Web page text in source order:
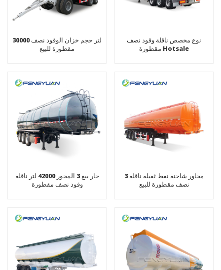
30000 لتر حجم خزان الوقود نصف
مقطورة للبيع
نوع مخصص ناقلة وقود نصف
مقطورة Hotsale
حار بيع 3 المحور 42000 لتر ناقلة
وقود نصف مقطورة
3 محاور شاحنة نفط ثقيلة ناقلة
نصف مقطورة للبيع